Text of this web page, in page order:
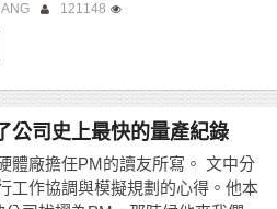
121148
公司史上最快的量產紀錄
體廠擔任PM的讀友所寫。 文中分
工作協調與模擬規劃的心得。他本